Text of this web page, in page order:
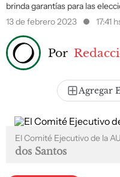
brinda garantías para las
13 de febrero 2023
17:41
Por
Agregar
El Comité Ejecutivo de la
dos Santos